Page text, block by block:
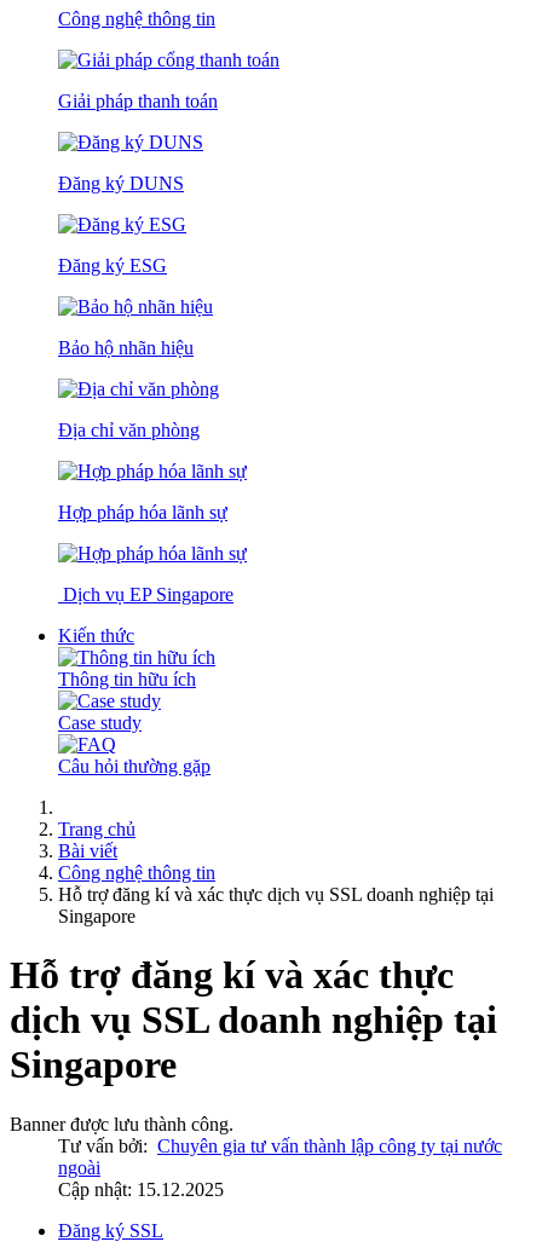
Công nghệ thông tin
Giải pháp thanh toán
Đăng ký DUNS
Đăng ký ESG
Bảo hộ nhãn hiệu
Địa chỉ văn phòng
Hợp pháp hóa lãnh sự
Dịch vụ EP Singapore
Kiến thức
Thông tin hữu ích
Case study
Câu hỏi thường gặp
Trang chủ
Bài viết
Công nghệ thông tin
Hỗ trợ đăng kí và xác thực dịch vụ SSL doanh nghiệp tại
Singapore
Hỗ trợ đăng kí và xác thực
dịch vụ SSL doanh nghiệp tại
Singapore
Banner được lưu thành công.
Tư vấn bởi: Chuyên gia tư vấn thành lập công ty tại nước
ngoài
Cập nhật: 15.12.2025
Đăng ký SSL